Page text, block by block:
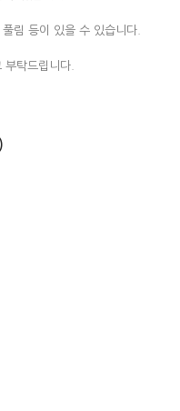
림 등이 있을 수 있습니다.
탁드립니다.